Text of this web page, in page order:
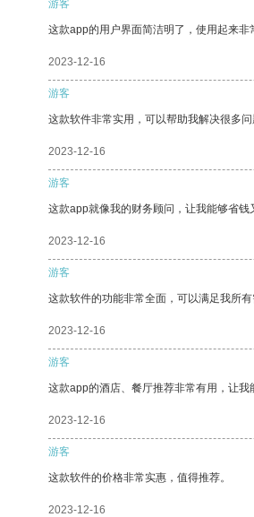
游客
这款app的用户界面简洁明了，使用起来非
2023-12-16
游客
这款软件非常实用，可以帮助我解决很多问
2023-12-16
游客
这款app就像我的财务顾问，让我能够省钱
2023-12-16
游客
这款软件的功能非常全面，可以满足我所有
2023-12-16
游客
这款app的酒店、餐厅推荐非常有用，让我
2023-12-16
游客
这款软件的价格非常实惠，值得推荐。
2023-12-16